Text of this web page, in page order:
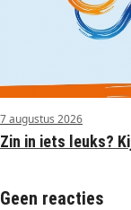
7 augustus 2026
Zin in iets leuks?
Geen reacties